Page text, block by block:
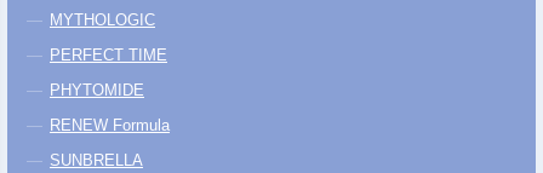
MYTHOLOGIC
PERFECT TIME
PHYTOMIDE
RENEW Formula
SUNBRELLA